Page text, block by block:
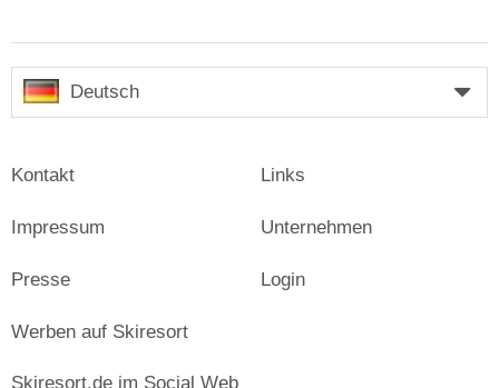
Deutsch
Kontakt
Impressum
Presse
Links
Unternehmen
Login
Werben auf Skiresort
Skiresort.de im Social Web